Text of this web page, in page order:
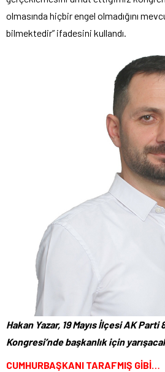
olmasında hiçbir engel olmadığını
bilmektedir” ifadesini kullandı.
Hakan Yazar, 19 Mayıs İlçesi AK Parti
Kongresi’nde başkanlık için
CUMHURBAŞKANI TARAFMIŞ GİBİ…